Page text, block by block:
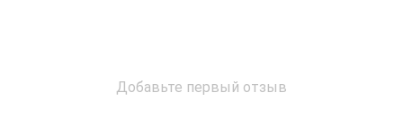
Добавьте первый отзыв